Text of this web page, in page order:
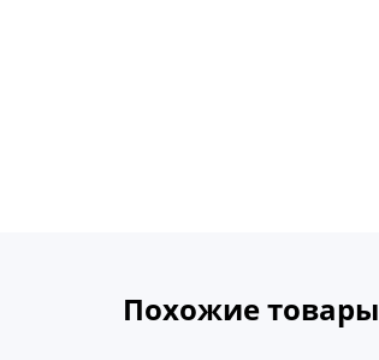
Похожие товары